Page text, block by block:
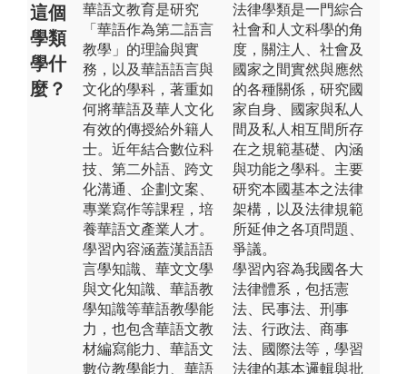
這個
學類
學什
麼？
華語文教育是研究
「華語作為第二語言
教學」的理論與實
務，以及華語語言與
文化的學科，著重如
何將華語及華人文化
有效的傳授給外籍人
士。近年結合數位科
技、第二外語、跨文
化溝通、企劃文案、
專業寫作等課程，培
養華語文產業人才。
學習內容涵蓋漢語語
言學知識、華文文學
與文化知識、華語教
學知識等華語教學能
力，也包含華語文教
材編寫能力、華語文
數位教學能力、華語
法律學類是一門綜合
社會和人文科學的角
度，關注人、社會及
國家之間實然與應然
的各種關係，研究國
家自身、國家與私人
間及私人相互間所存
在之規範基礎、內涵
與功能之學科。主要
研究本國基本之法律
架構，以及法律規範
所延伸之各項問題、
爭議。
學習內容為我國各大
法律體系，包括憲
法、民事法、刑事
法、行政法、商事
法、國際法等，學習
法律的基本邏輯與批